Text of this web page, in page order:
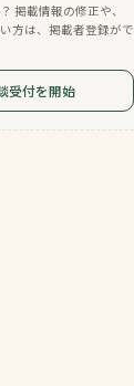
掲載情報の修正や、
方は、掲載者登録がで
受付を開始